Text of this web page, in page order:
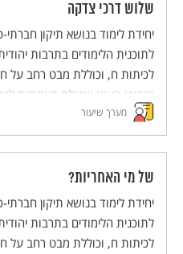
שלוש דרכי צדקה
יחידת לימוד בנושא תיקון
לתוכנית הלימודים בתרבות
לכיתות ח, וכוללת מבט רחב על
בנושא העוני ושאלת האחריות
מערך שיעור
של מי האחריות?
יחידת לימוד בנושא תיקון
לתוכנית הלימודים בתרבות
לכיתות ח, וכוללת מבט רחב על